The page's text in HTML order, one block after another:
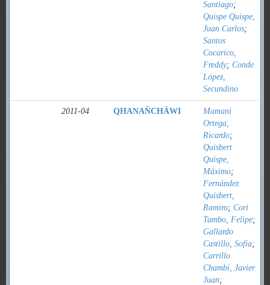
Santiago;
Quispe Quispe,
Juan Carlos;
Santos
Cocarico,
Freddy; Conde
López,
Secundino
2011-04 QHANAÑCHÄWI
Mamani
Ortega,
Ricardo;
Quisbert
Quispe,
Máximo;
Fernández
Quisbert,
Ramiro; Cori
Tambo, Felipe;
Gallardo
Castillo, Sofia;
Carrillo
Chambi, Javier
Juan;